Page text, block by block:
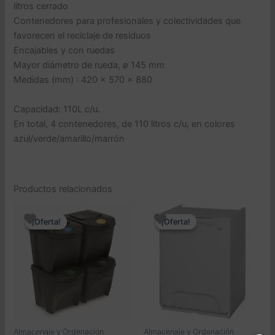
litros cerrado
Contenedores para profesionales y colectividades que
favorecen el reciclaje de residuos
Encajables y con ruedas
Mayor diámetro de rueda, ø 145 mm
Medidas (mm) : 420 x 570 x 880
Capacidad: 110L c/u.
En total, 4 contenedores, de 110 litros c/u, en colores
azul/verde/amarillo/marrón
Productos relacionados
¡Oferta!
¡Oferta!
Almacenaje y Ordenación
¡Oferta!
¡Oferta!
Almacenaje y Ordenación